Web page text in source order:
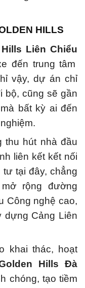
HILLS
Liên Chiểu
đến trung tâm
vậy, dự án chỉ
bộ, cũng sẽ gần
bất kỳ ai đến
thu hút nhà đầu
liên kết kết nối
tại đây, chẳng
rộng đường
Công nghệ cao,
dựng Cảng Liên
khai thác, hoạt
Hills Đà
chóng, tạo tiềm